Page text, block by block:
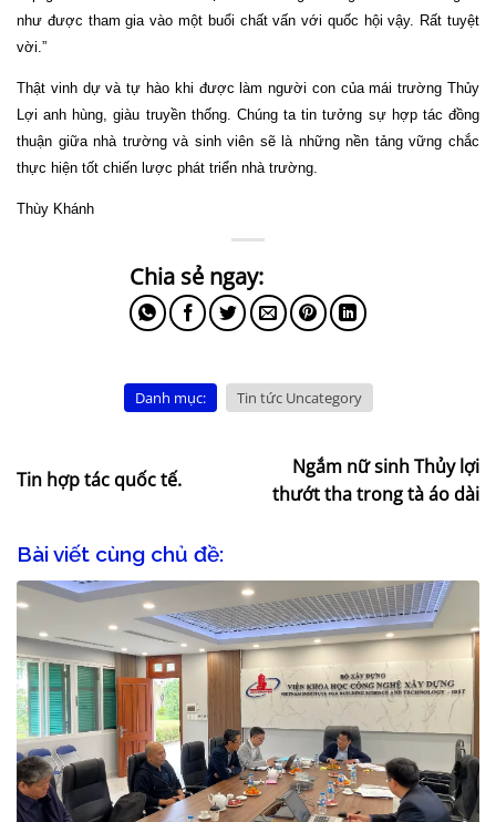
như được tham gia vào một buổi chất vấn với quốc hội vậy. Rất tuyệt
vời.”
Thật vinh dự và tự hào khi được làm người con của mái trường Thủy
Lợi anh hùng, giàu truyền thống. Chúng ta tin tưởng sự hợp tác đồng
thuận giữa nhà trường và sinh viên sẽ là những nền tảng vững chắc
thực hiện tốt chiến lược phát triển nhà trường.
Thùy Khánh
Danh mục: Tin tức Uncategory
Tin hợp tác quốc tế.
Ngắm nữ sinh Thủy lợi
thướt tha trong tà áo dài
Bài viết cùng chủ đề: